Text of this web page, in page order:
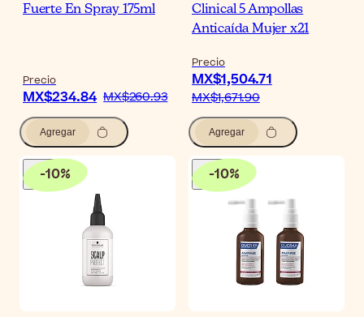
Fuerte En Spray 175ml
Precio
MX$234.84 MX$260.93
Agregar
Clinical 5 Ampollas
Anticaída Mujer x21
Precio
MX$1,504.71
MX$1,671.90
Agregar
-10% -10%